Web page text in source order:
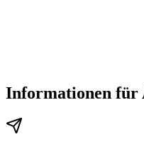
Informationen für